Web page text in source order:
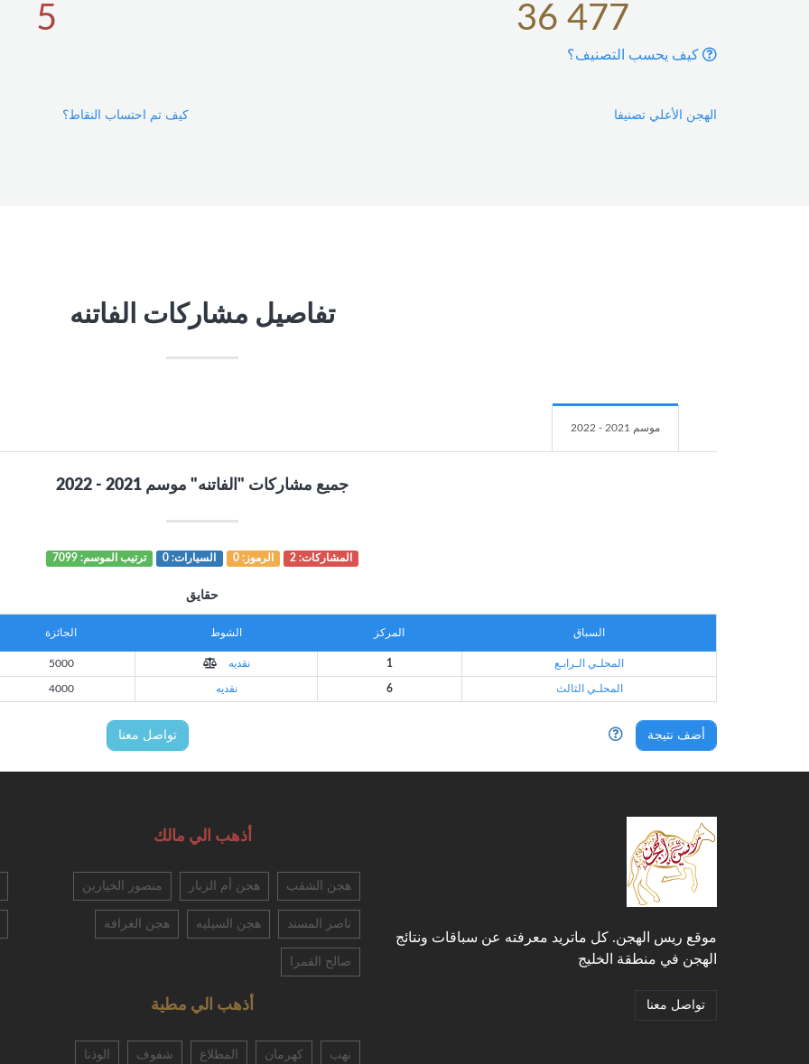
5 36 477
كيف يحسب التصنيف؟
كيف تم احتساب النقاط؟ الهجن الأعلي تصنيفا
تفاصيل مشاركات الفاتنه
موسم 2021 - 2022
جميع مشاركات "الفاتنه" موسم 2021 - 2022
المشاركات: 2 الرموز: 0 السيارات: 0 ترتيب الموسم: 7099
حقايق
السباق المركز الشوط الجائزة
المحلـي الـرابـع 1 نقديه 5000
المحلـي الثالث 6 نقديه 4000
تواصل معنا أضف نتيجة
أذهب الي مالك
هجن الشقب هجن أم الزبار منصور الخيارين
ناصر المسند هجن السيليه هجن الغرافه
صالح القمرا
أذهب الي مطية
نهب كهرمان المطلاع شفوف الوذنا
موقع ريس الهجن. كل ماتريد معرفته عن سباقات ونتائج
الهجن في منطقة الخليج
تواصل معنا